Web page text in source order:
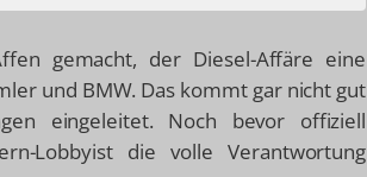
gemacht, der Diesel-Affäre eine
und BMW. Das kommt gar nicht gut
eingeleitet. Noch bevor offiziell
Lobbyist die volle Verantwortung